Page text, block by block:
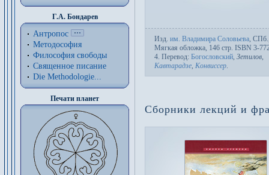
Г.А. Бондарев
Антропос
Методософия
Философия cвободы
Священное писание
Die Methodologie...
Печати планет
Изд. им. Владимира Соловьева, СПб.
Мяг­кая об­лож­ка, 146 стр. ISBN 3-
4. Пере­вод: Богословский, Зетилов,
Кавтарадзе, Конвиссер.
Сборники лекций и